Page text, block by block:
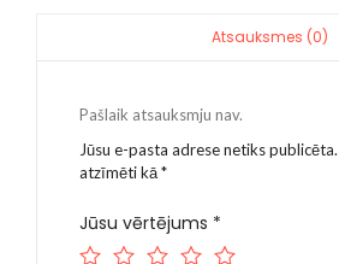
Atsauksmes (0)
Pašlaik atsauksmju nav.
Jūsu e-pasta adrese netiks publicēta.
atzīmēti kā*
Jūsu vērtējums *